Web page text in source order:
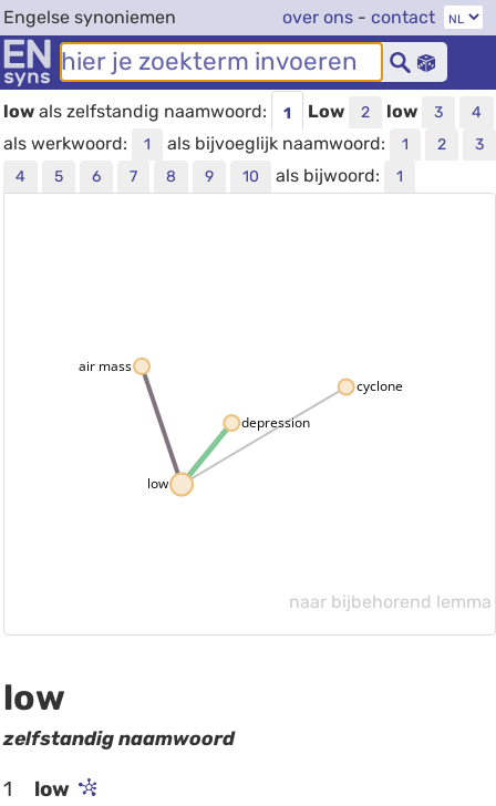
Engelse synoniemen over ons - contact
lowals zelfstandig naamwoord: 1 Low 2 low 3 4
als werkwoord: 1 als bijvoeglijk naamwoord: 1 2
3
4
5 6 7 8 9 10 als bijwoord: 1
low
depression
air mass
cyclone
naar bijbehorend lemma
low
zelfstandig naamwoord
1 low